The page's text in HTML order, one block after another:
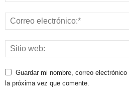
Guardar mi nombre, correo
la próxima vez que comente.